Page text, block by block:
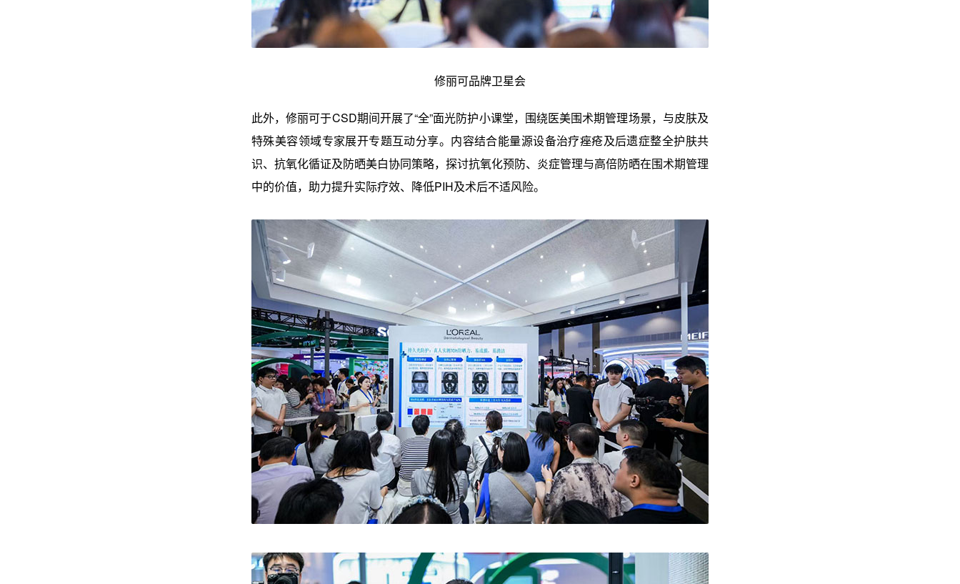
修丽可品牌卫星会
此外，修丽可于CSD期间开展了“全”面光防护小课堂，围绕医美围术期管理场景，与皮肤及
特殊美容领域专家展开专题互动分享。内容结合能量源设备治疗痤疮及后遗症整全护肤共
识、抗氧化循证及防晒美白协同策略，探讨抗氧化预防、炎症管理与高倍防晒在围术期管理
中的价值，助力提升实际疗效、降低PIH及术后不适风险。